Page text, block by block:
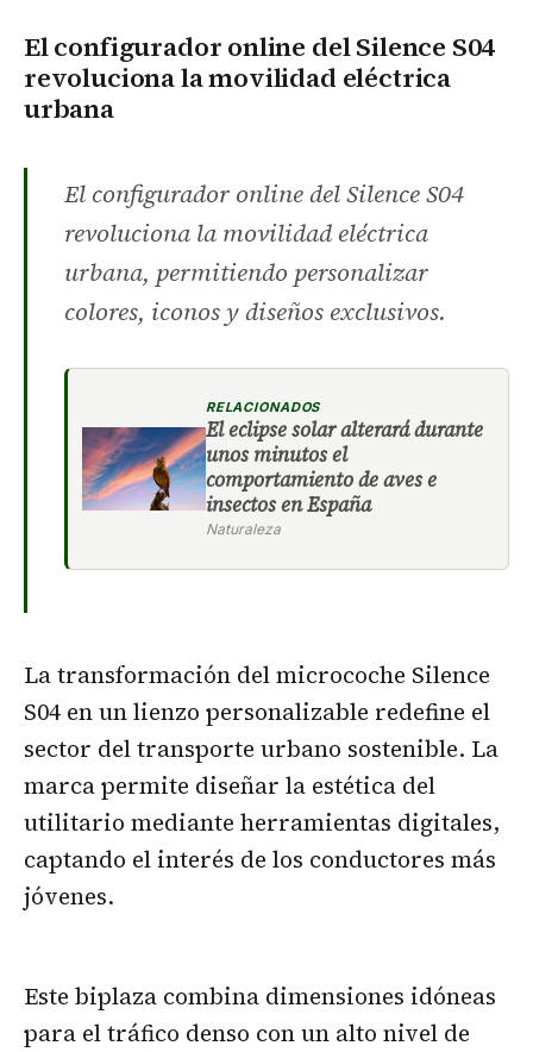
El configurador online del Silence S04
revoluciona la movilidad eléctrica
urbana
El configurador online del Silence S04
revoluciona la movilidad eléctrica
urbana, permitiendo personalizar
colores, iconos y diseños exclusivos.
RELACIONADOS
El eclipse solar alterará durante
unos minutos el
comportamiento de aves e
insectos en España
Naturaleza
La transformación del microcoche Silence
S04 en un lienzo personalizable redefine el
sector del transporte urbano sostenible. La
marca permite diseñar la estética del
utilitario mediante herramientas digitales,
captando el interés de los conductores más
jóvenes.
Este biplaza combina dimensiones idóneas
para el tráfico denso con un alto nivel de